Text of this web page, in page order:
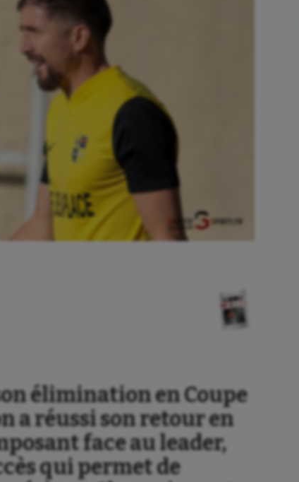
élimination en Coupe
a réussi son retour en
face au leader,
qui permet de